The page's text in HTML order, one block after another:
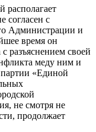
располагает
согласен с
Администрации и
время он
разъяснением своей
меду ним и
партии «Единой
не смотря не
продолжает